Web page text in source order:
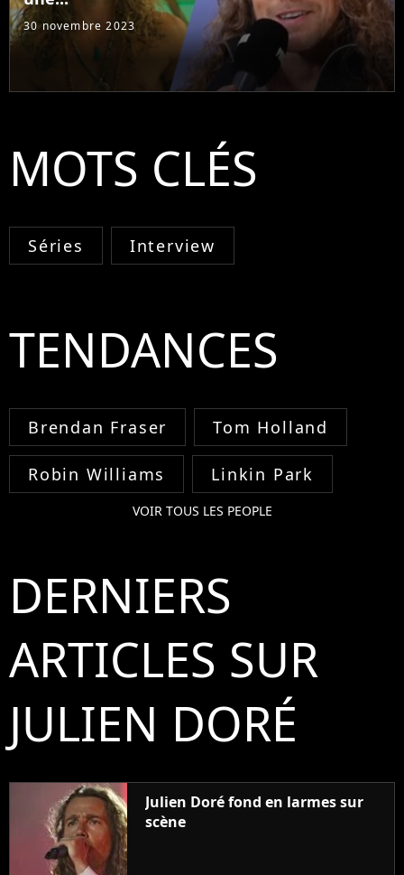
30 novembre 2023
MOTS CLÉS
Séries Interview
TENDANCES
Brendan Fraser Tom Holland
Robin Williams Linkin Park
VOIR TOUS LES PEOPLE
DERNIERS
ARTICLES SUR
JULIEN DORÉ
Julien Doré fond en larmes sur
scène